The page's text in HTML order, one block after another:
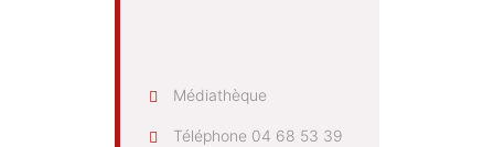
Médiathèque
Téléphone 04 68 53 39